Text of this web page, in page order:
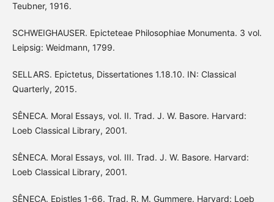
Teubner, 1916.
SCHWEIGHAUSER. Epicteteae Philosophiae Monumenta. 3 vol.
Leipsig: Weidmann, 1799.
SELLARS. Epictetus, Dissertationes 1.18.10. IN: Classical
Quarterly, 2015.
SÊNECA. Moral Essays, vol. II. Trad. J. W. Basore. Harvard:
Loeb Classical Library, 2001.
SÊNECA. Moral Essays, vol. III. Trad. J. W. Basore. Harvard:
Loeb Classical Library, 2001.
SÊNECA. Epistles 1-66. Trad. R. M. Gummere. Harvard: Loeb